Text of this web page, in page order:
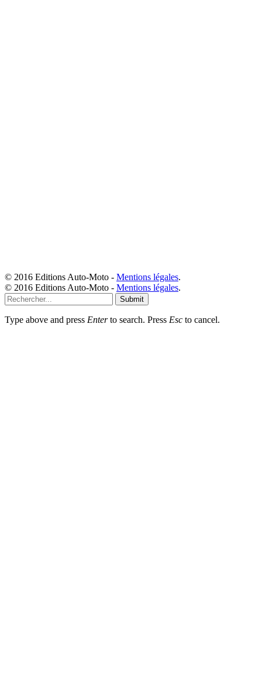
© 2016 Editions Auto-Moto - Mentions légales.
© 2016 Editions Auto-Moto - Mentions légales.
Submit
Type above and press Enterto search. Press Esc to cancel.